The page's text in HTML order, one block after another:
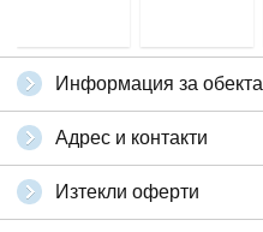
Информация за обекта
Адрес и контакти
Изтекли оферти